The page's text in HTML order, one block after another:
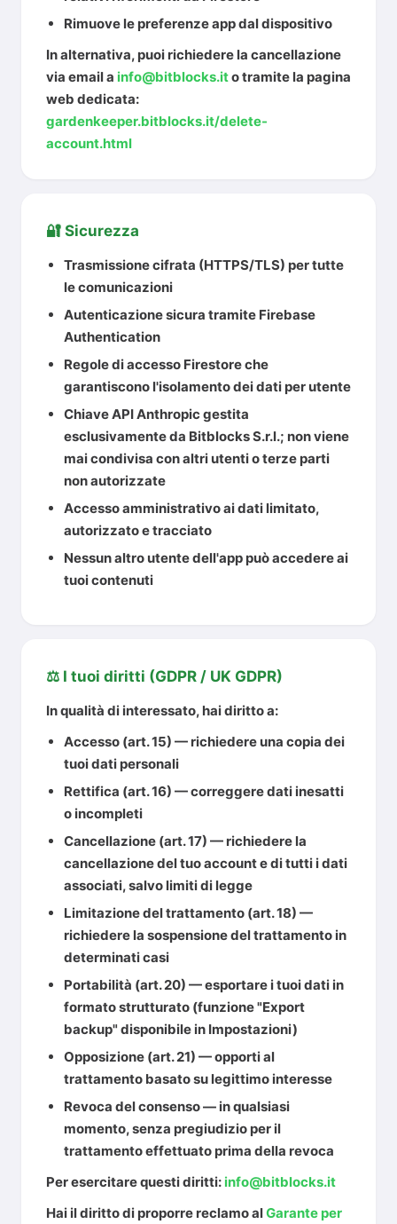
Rimuove le preferenze app dal dispositivo
In alternativa, puoi richiedere la cancellazione
via email a info@bitblocks.ito tramite la pagina
web dedicata:
gardenkeeper.bitblocks.it/delete-
account.html
🔐 Sicurezza
Trasmissione cifrata (HTTPS/TLS) per tutte
le comunicazioni
Autenticazione sicura tramite Firebase
Authentication
Regole di accesso Firestore che
garantiscono l'isolamento dei dati per utente
Chiave API Anthropic gestita
esclusivamente da Bitblocks S.r.l.; non viene
mai condivisa con altri utenti o terze parti
non autorizzate
Accesso amministrativo ai dati limitato,
autorizzato e tracciato
Nessun altro utente dell'app può accedere ai
tuoi contenuti
⚖️ I tuoi diritti (GDPR / UK GDPR)
In qualità di interessato, hai diritto a:
Accesso (art. 15) — richiedere una copia dei
tuoi dati personali
Rettifica (art. 16) — correggere dati inesatti
o incompleti
Cancellazione (art. 17) — richiedere la
cancellazione del tuo account e di tutti i dati
associati, salvo limiti di legge
Limitazione del trattamento (art. 18) —
richiedere la sospensione del trattamento in
determinati casi
Portabilità (art. 20) — esportare i tuoi dati in
formato strutturato (funzione "Export
backup" disponibile in Impostazioni)
Opposizione (art. 21) — opporti al
trattamento basato su legittimo interesse
Revoca del consenso— in qualsiasi
momento, senza pregiudizio per il
trattamento effettuato prima della revoca
Per esercitare questi diritti: info@bitblocks.it
Hai il diritto di proporre reclamo alGarante per